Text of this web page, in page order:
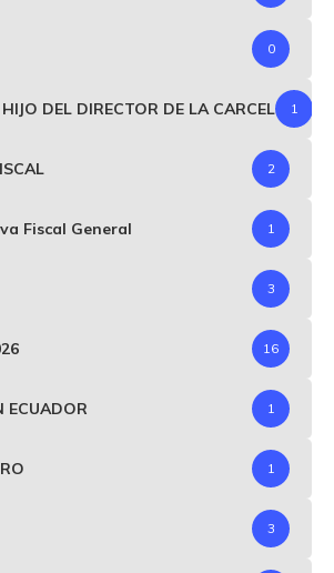
0
DEL DIRECTOR DE LA CARCEL 1
2
Fiscal General 1
3
16
ECUADOR 1
1
3